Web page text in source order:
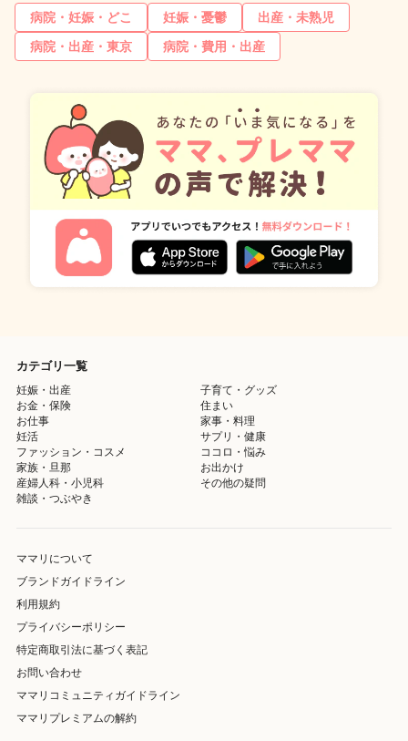
病院・妊娠・どこ 妊娠・憂鬱
出産・未熟児
病院・出産・東京
病院・費用・出産
カテゴリ一覧
妊娠・出産
子育て・グッズ
お金・保険
住まい
お仕事
家事・料理
妊活
サプリ・健康
ファッション・コスメ
ココロ・悩み
家族・旦那
お出かけ
産婦人科・小児科
その他の疑問
雑談・つぶやき
ママリについて
ブランドガイドライン
利用規約
プライバシーポリシー
特定商取引法に基づく表記
お問い合わせ
ママリコミュニティガイドライン
ママリプレミアムの解約